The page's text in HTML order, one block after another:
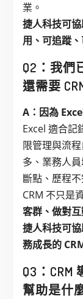
業。
捷人科技可
用、可追蹤
Q2：我們
還需要
A：因為
Excel 適合記
限管理與流
多、業務人
斷點、歷程
CRM 不只是
客群、做對
捷人科技可
務成長的
Q3：
幫助是什